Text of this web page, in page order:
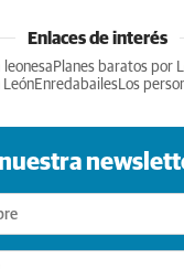
Enlaces de interés
Planes baratos por
LeónEnredabailesLos